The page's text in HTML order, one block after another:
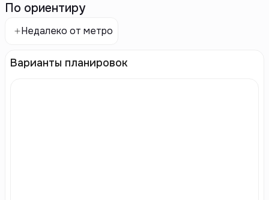
По ориентиру
Недалеко от метро
Варианты планировок